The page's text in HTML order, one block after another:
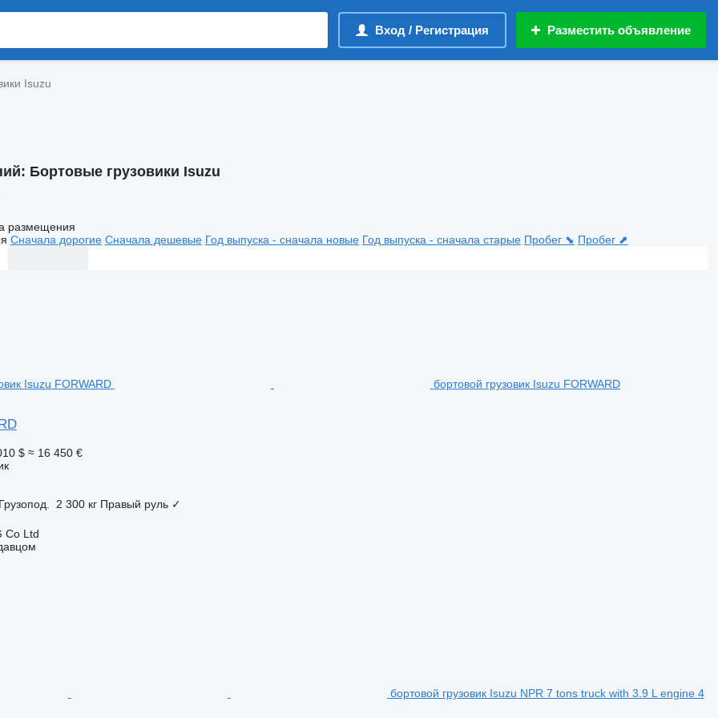
Вход / Регистрация Разместить объявление
Isuzu
Бортовые грузовики Isuzu
размещения
Сначала дорогие Сначала дешевые Год выпуска - сначала новые Год выпуска - сначала старые Пробег ⬊ Пробег ⬈
бортовой грузовик Isuzu FORWARD
$ ≈ 16 450 €
Грузопод. 2 300 кг Правый руль ✓
Co Ltd
бортовой грузовик Isuzu NPR 7 tons truck with 3.9 L engine 4